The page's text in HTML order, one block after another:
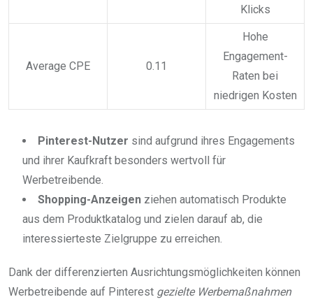
Klicks
Average CPE 0.11
Hohe
Engagement-
Raten bei
niedrigen Kosten
Pinterest-Nutzer sind aufgrund ihres Engagements
und ihrer Kaufkraft besonders wertvoll für
Werbetreibende.
Shopping-Anzeigen ziehen automatisch Produkte
aus dem Produktkatalog und zielen darauf ab, die
interessierteste Zielgruppe zu erreichen.
Dank der differenzierten Ausrichtungsmöglichkeiten können
Werbetreibende auf Pinterest gezielte Werbemaßnahmen